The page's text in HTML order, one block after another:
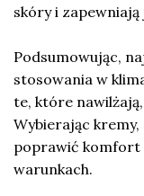
skóry i
Podsumowując,
stosowania w
te, które
Wybierając
poprawić komfort
warunkach.